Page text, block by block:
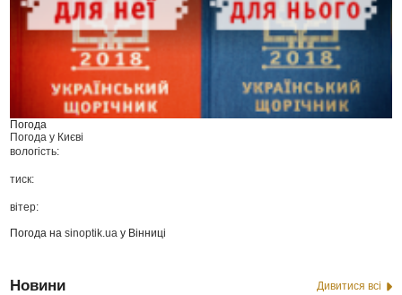
Погода
Погода у Києві
вологість:
тиск:
вітер:
Погода наsinoptik.ua у Вінниці
Новини Дивитися всі